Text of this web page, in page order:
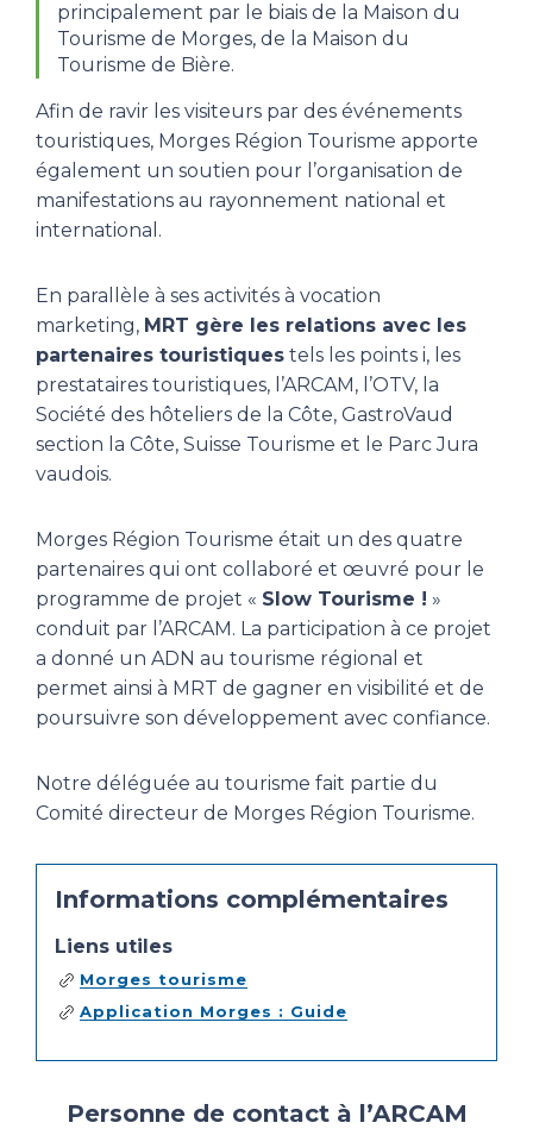
principalement par le biais de la Maison du
Tourisme de Morges, de la Maison du
Tourisme de Bière.
Afin de ravir les visiteurs par des événements
touristiques, Morges Région Tourisme apporte
également un soutien pour l’organisation de
manifestations au rayonnement national et
international.
En parallèle à ses activités à vocation
marketing, MRT gère les relations avec les
partenaires touristiques tels les points i, les
prestataires touristiques, l’ARCAM, l’OTV, la
Société des hôteliers de la Côte, GastroVaud
section la Côte, Suisse Tourisme et le Parc Jura
vaudois.
Morges Région Tourisme était un des quatre
partenaires qui ont collaboré et œuvré pour le
programme de projet « Slow Tourisme ! »
conduit par l’ARCAM. La participation à ce projet
a donné un ADN au tourisme régional et
permet ainsi à MRT de gagner en visibilité et de
poursuivre son développement avec confiance.
Notre déléguée au tourisme fait partie du
Comité directeur de Morges Région Tourisme.
Informations complémentaires
Liens utiles
Morges tourisme
Application Morges : Guide
Personne de contact à l’ARCAM